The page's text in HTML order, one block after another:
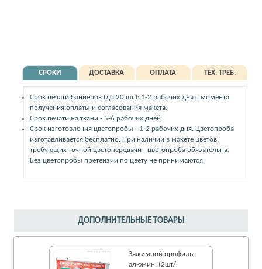
СРОКИ ДОСТАВКА ОПЛАТА ТЕХ. ТРЕБ.
Срок печати баннеров (до 20 шт.): 1-2 рабочих дня с момента
получения оплаты и согласования макета.
Срок печати на ткани - 5-6 рабочих дней
Срок изготовления цветопробы - 1-2 рабочих дня. Цветопроба
изготавливается бесплатно. При наличии в макете цветов,
требующих точной цветопередачи - цветопроба обязательна.
Без цветопробы претензии по цвету не принимаются
ДОПОЛНИТЕЛЬНЫЕ ТОВАРЫ
Зажимной профиль
алюмин. (2шт/